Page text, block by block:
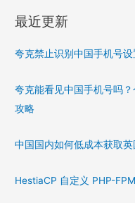
最近更新
夸克禁止识别中国手机号
夸克能看见中国手机号吗
攻略
中国国内如何低成本获取
HestiaCP 自定义 PHP-